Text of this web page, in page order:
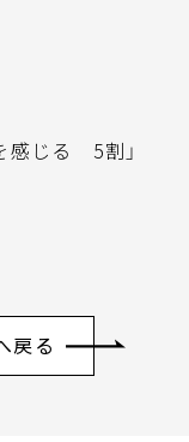
感じる 5割」
戻る